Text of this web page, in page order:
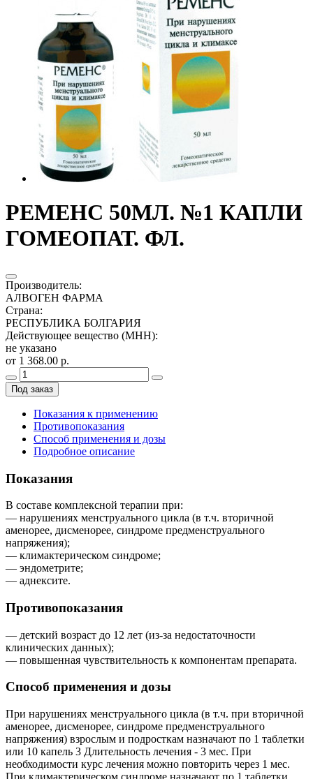
РЕМЕНС 50МЛ. №1 КАПЛИ
ГОМЕОПАТ. ФЛ.
Производитель:
АЛВОГЕН ФАРМА
Страна:
РЕСПУБЛИКА БОЛГАРИЯ
Действующее вещество (МНН):
не указано
от 1 368.00 р.
Под заказ
Показания к применению
Противопоказания
Способ применения и дозы
Подробное описание
Показания
В составе комплексной терапии при:
— нарушениях менструального цикла (в т.ч. вторичной
аменорее, дисменорее, синдроме предменструального
напряжения);
— климактерическом синдроме;
— эндометрите;
— аднексите.
Противопоказания
— детский возраст до 12 лет (из-за недостаточности
клинических данных);
— повышенная чувствительность к компонентам препарата.
Способ применения и дозы
При нарушениях менструального цикла (в т.ч. при вторичной
аменорее, дисменорее, синдроме предменструального
напряжения) взрослым и подросткам назначают по 1 таблетки
или 10 капель 3 Длительность лечения - 3 мес. При
необходимости курс лечения можно повторить через 1 мес.